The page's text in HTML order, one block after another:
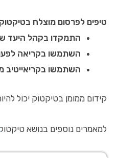
טיפים לפרסום מוצלח
התמקדו בקהל היעד
השתמשו בקריאה
השתמשו בקריאייטיב
קידום ממומן בטיקטוק יכול
למאמרים נוספים בנושא